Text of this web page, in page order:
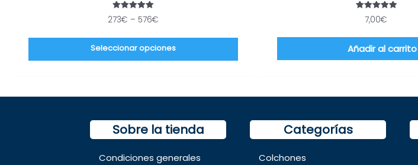
Valorado
con
de 5
273€ – 576€
Seleccionar opciones
producto
Valorado
con
de 5
7,00€
Añadir al carrito
Sobre la tienda
Condiciones generales
Categorías
Colchones